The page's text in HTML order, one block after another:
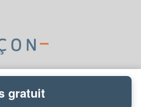
Plus que pro
gratuit